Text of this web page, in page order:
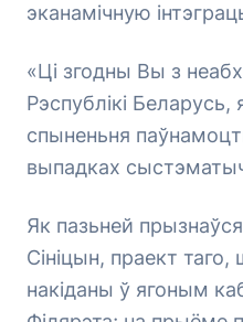
эканамічную
«Ці згодны Вы з
Рэспублікі
спыненьня
выпадках
Як пазьней
Сініцын, праект
накіданы ў ягоным